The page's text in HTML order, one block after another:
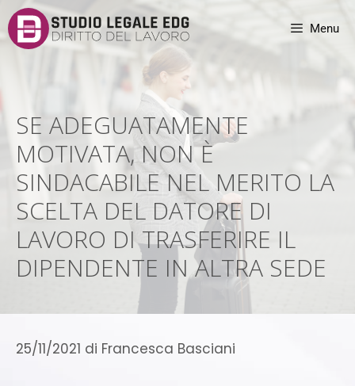
Menu
SE ADEGUATAMENTE
MOTIVATA, NON È
SINDACABILE NEL MERITO LA
SCELTA DEL DATORE DI
LAVORO DI TRASFERIRE IL
DIPENDENTE IN ALTRA SEDE
25/11/2021 di Francesca Basciani